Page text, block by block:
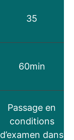
35
60min
Passage en
conditions
d’examen dans